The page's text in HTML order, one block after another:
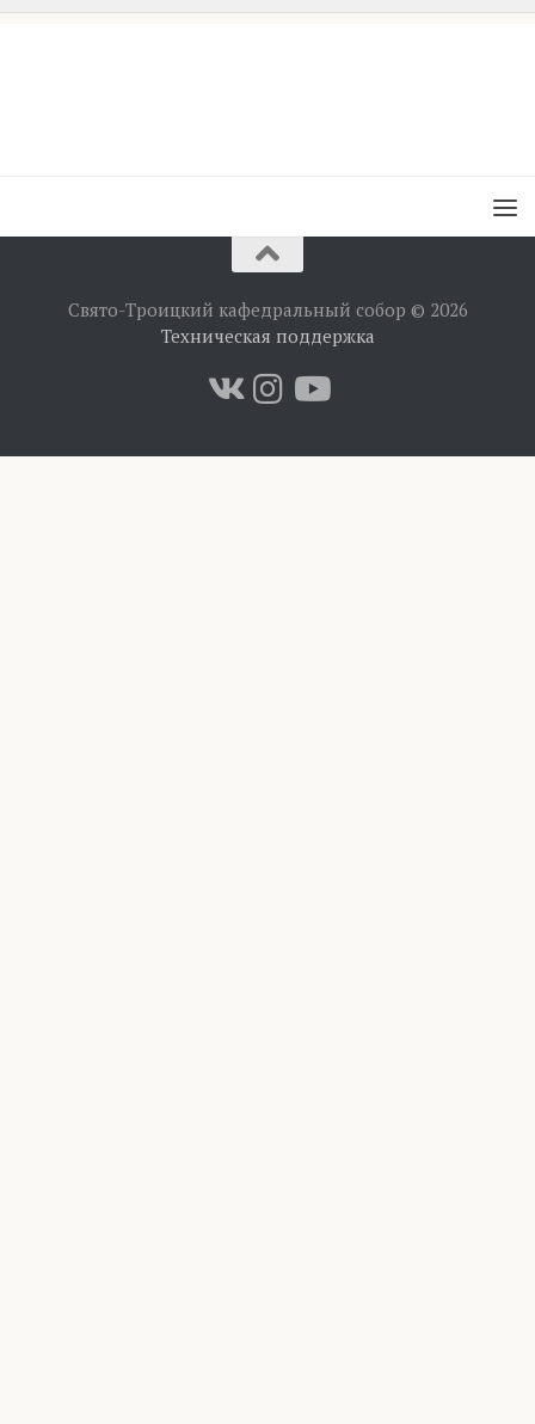
Свято-Троицкий кафедральный собор © 2026
Техническая поддержка